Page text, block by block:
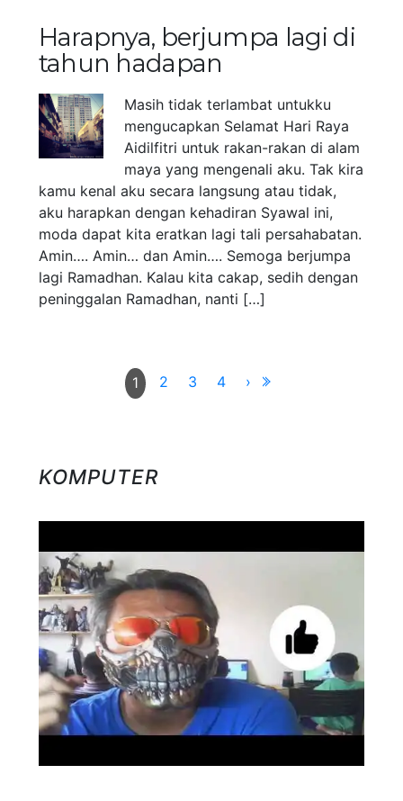
Harapnya, berjumpa lagi di
tahun hadapan
Masih tidak terlambat untukku
mengucapkan Selamat Hari Raya
Aidilfitri untuk rakan-rakan di alam
maya yang mengenali aku. Tak kira
kamu kenal aku secara langsung atau tidak,
aku harapkan dengan kehadiran Syawal ini,
moda dapat kita eratkan lagi tali persahabatan.
Amin…. Amin… dan Amin…. Semoga berjumpa
lagi Ramadhan. Kalau kita cakap, sedih dengan
peninggalan Ramadhan, nanti […]
1 2 3 4 ›
KOMPUTER